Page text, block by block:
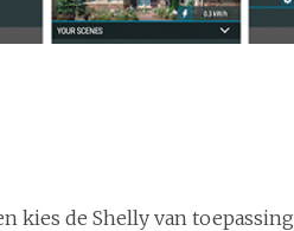
kies de Shelly van toepassing